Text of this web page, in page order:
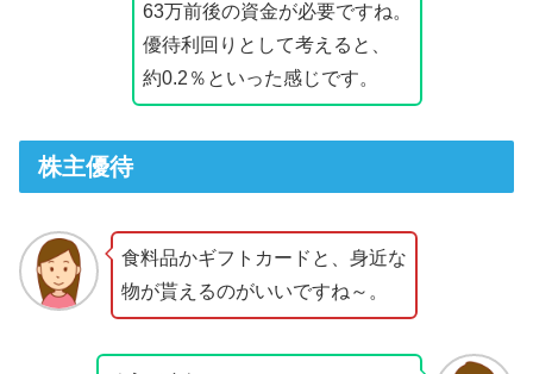
63万前後の資金が必要ですね。
優待利回りとして考えると、
約0.2％といった感じです。
株主優待
食料品かギフトカードと、身近な
物が貰えるのがいいですね～。